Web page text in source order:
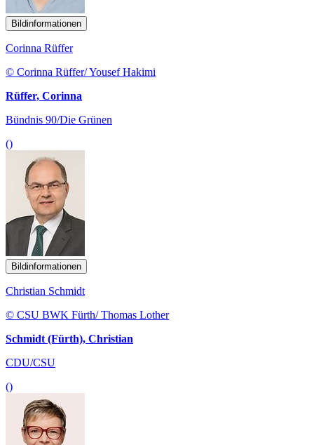
Bildinformationen
Corinna Rüffer
© Corinna Rüffer/ Yousef Hakimi
Rüffer, Corinna
Bündnis 90/Die Grünen
()
Bildinformationen
Christian Schmidt
© CSU BWK Fürth/ Thomas Lother
Schmidt (Fürth), Christian
CDU/CSU
()